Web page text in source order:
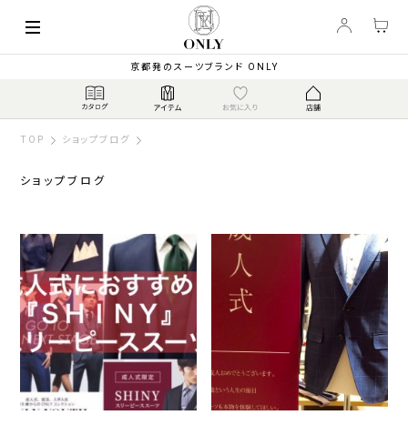
京都発のスーツブランド ONLY
TOP ショップブログ
ショップブログ